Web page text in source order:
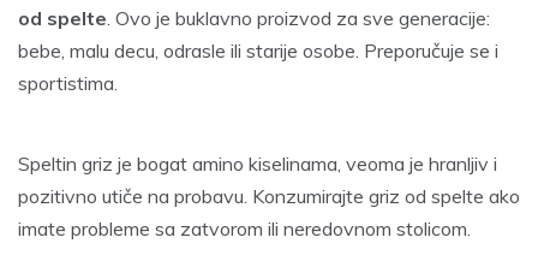
od spelte. Ovo je buklavno proizvod za sve generacije:
bebe, malu decu, odrasle ili starije osobe. Preporučuje se i
sportistima.
Speltin griz je bogat amino kiselinama, veoma je hranljiv i
pozitivno utiče na probavu. Konzumirajte griz od spelte ako
imate probleme sa zatvorom ili neredovnom stolicom.